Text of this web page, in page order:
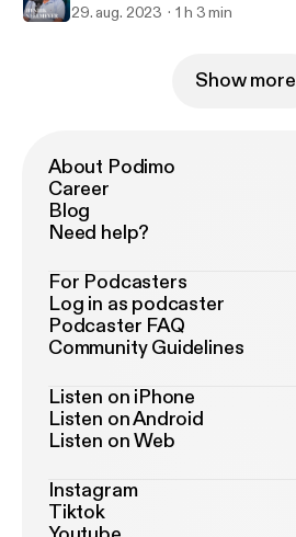
29. aug. 2023 1 h 3 min
Show more
About Podimo
Career
Blog
Need help?
For Podcasters
Log in as podcaster
Podcaster FAQ
Community Guidelines
Listen on iPhone
Listen on Android
Listen on Web
Instagram
Tiktok